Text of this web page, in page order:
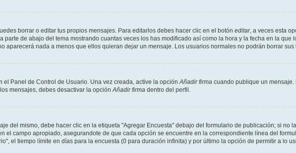
borrar o editar tus propios mensajes. Para editarlos debes hacer clic en el botón editar, a veces esta
parte de abajo del tema mostrando cuantas veces los has modificado así como la hora y la fecha en la
aparecerá nada a menos que ellos quieran dejar un mensaje. Los usuarios normales no podrán borrar
Panel de Control de Usuario. Una vez creada, active la opción Añadir firma cuando publique un mensaje.
mensajes, debes desactivar la opción Añadir firma dentro del perfil.
del mismo, debe hacer clic en la etiqueta "Agregar Encuesta" debajo del formulario de publicación; si
el campo apropiado, asegurandote de que cada opción se encuentre en la correspondiente línea del
el tiempo límite en días para la encuesta (0 para duración infinita) y por último la opción de permitir a lo